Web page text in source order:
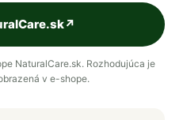
↗
NaturalCare.sk. Rozhodujúca je
v e-shope.